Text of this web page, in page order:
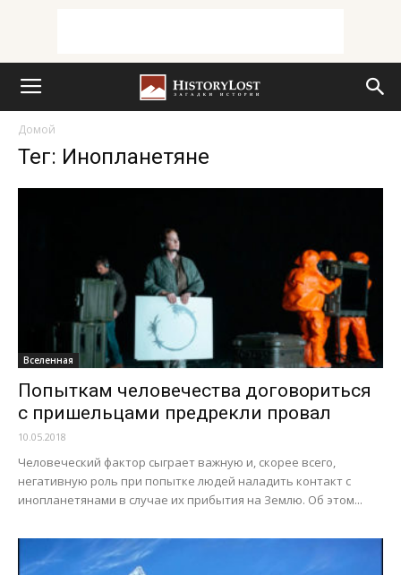
Домой
Тег: Инопланетяне
Вселенная
Попыткам человечества договориться
с пришельцами предрекли провал
10.05.2018
Человеческий фактор сыграет важную и, скорее всего,
негативную роль при попытке людей наладить контакт с
инопланетянами в случае их прибытия на Землю. Об этом...